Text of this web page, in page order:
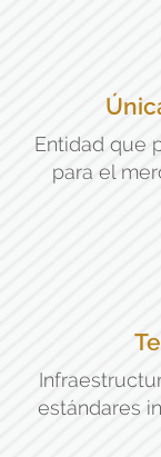
Entidad que
para el
estándares